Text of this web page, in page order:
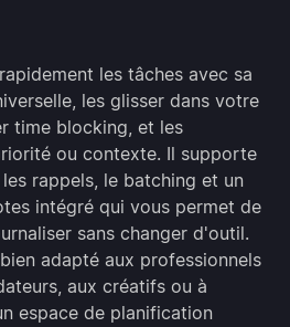
les tâches avec sa
les glisser dans votre
time blocking, et les
ou contexte. Il supporte
rappels, le batching et un
intégré qui vous permet de
sans changer d'outil.
adapté aux professionnels
aux créatifs ou à
espace de planification